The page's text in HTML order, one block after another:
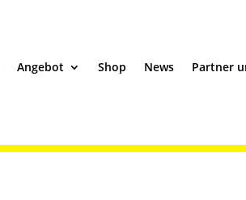
Angebot Shop News Partner